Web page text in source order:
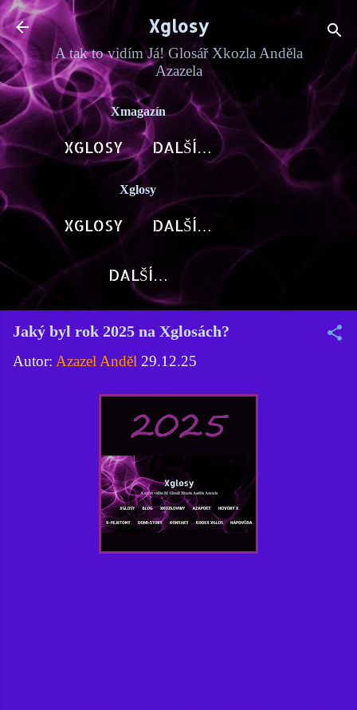
Přeskočit na hlavní obsah
Xglosy
A tak to vidím Já! Glosář Xkozla Anděla
Azazela
Xmagazín
XGLOSY DALŠÍ…
Xglosy
XGLOSY DALŠÍ…
DALŠÍ…
Jaký byl rok 2025 na Xglosách?
Autor: Azazel Anděl 29.12.25